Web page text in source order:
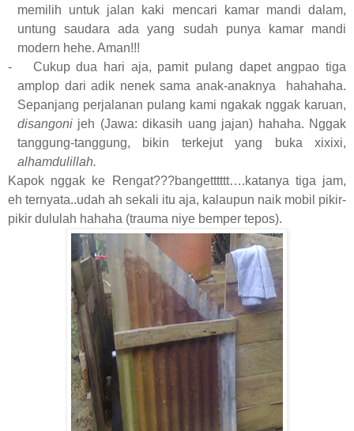
memilih untuk jalan kaki mencari kamar mandi dalam,
untung saudara ada yang sudah punya kamar mandi
modern hehe. Aman!!!
-
Cukup dua hari aja, pamit pulang dapet angpao tiga
amplop dari adik nenek sama anak-anaknya
hahahaha.
Sepanjang perjalanan pulang kami ngakak nggak karuan,
disangoni jeh (Jawa: dikasih uang jajan) hahaha. Nggak
tanggung-tanggung, bikin terkejut yang buka xixixi,
alhamdulillah.
Kapok nggak ke Rengat???bangetttttt….katanya tiga jam,
eh ternyata..udah ah sekali itu aja, kalaupun naik mobil pikir-
pikir dululah hahaha (trauma niye bemper tepos).